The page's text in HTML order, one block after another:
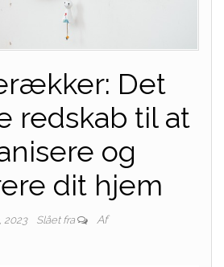
Det
redskab til at
og
dit hjem
2023 Slået fra Af